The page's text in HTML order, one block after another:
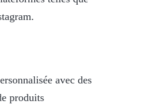
avec des
produits